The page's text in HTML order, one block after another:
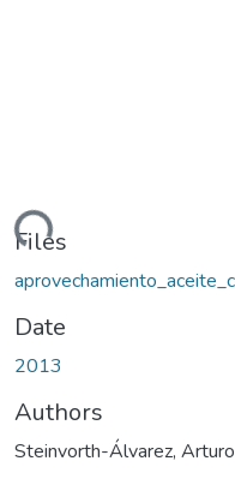
Files
Date
2013
Authors
Steinvorth-Álvarez, Arturo